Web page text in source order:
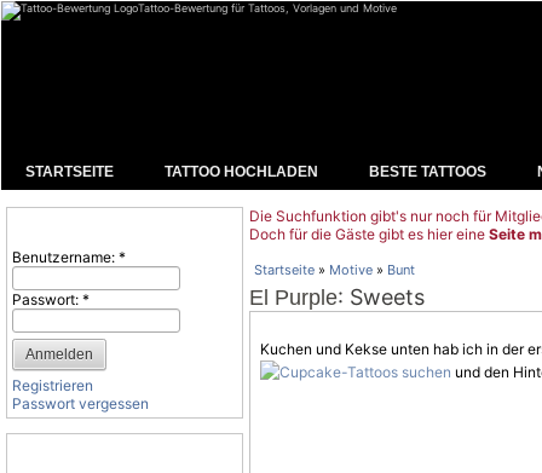
Tattoo-Bewertung für Tattoos, Vorlagen und Motive
STARTSEITE TATTOO HOCHLADEN BESTE TATTOOS
Benutzername: *
Passwort: *
Registrieren
Passwort vergessen
Die Suchfunktion gibt's nur noch für
Doch für die Gäste gibt es hier eine Seite
Startseite » Motive » Bunt
El Purple: Sweets
Kuchen und Kekse unten hab ich in der
und den